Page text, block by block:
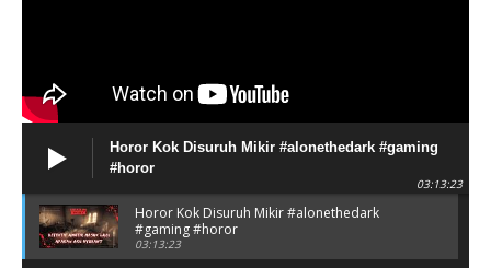
Horor Kok Disuruh Mikir #alonethedark #gaming
#horor
03:13:23
Horor Kok Disuruh Mikir #alonethedark
#gaming #horor
03:13:23